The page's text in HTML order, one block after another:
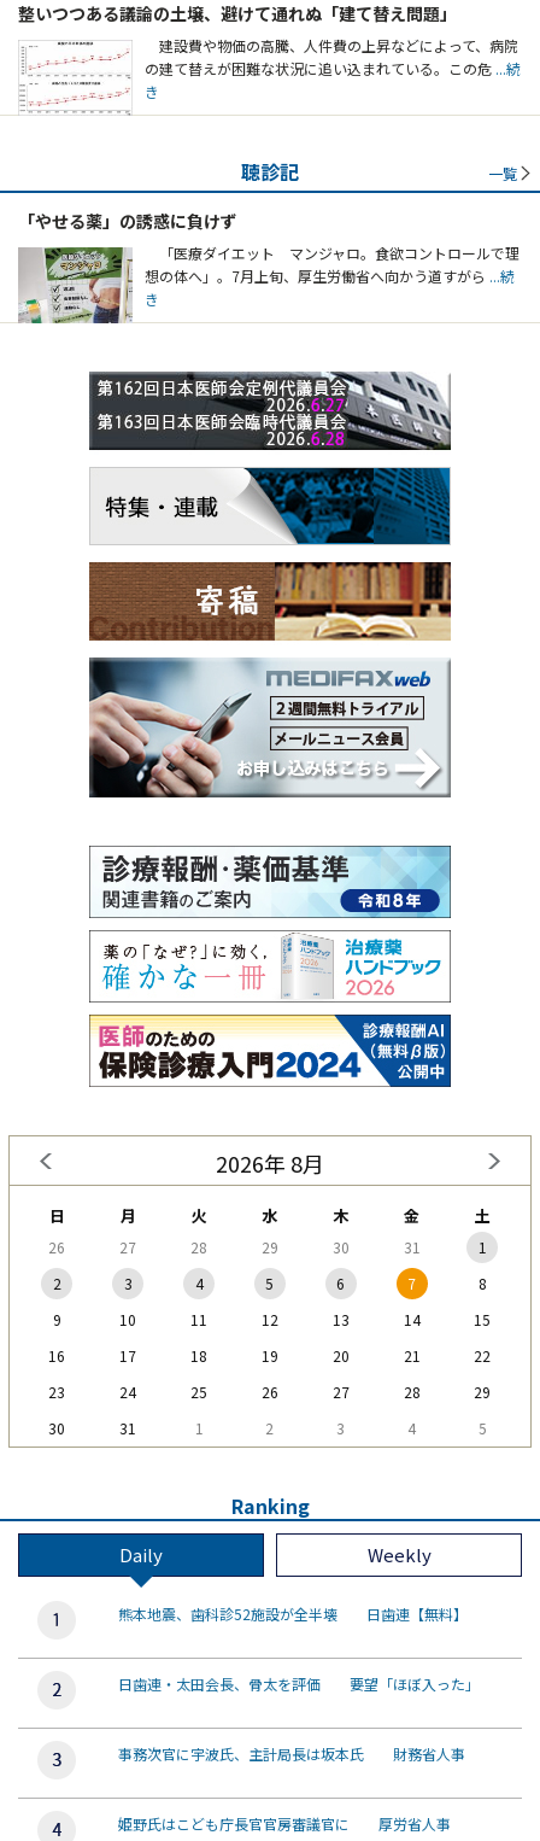
整いつつある議論の土壌、避けて通れぬ「建て替え問題」
建設費や物価の高騰、人件費の上昇などによって、病院
の建て替えが困難な状況に追い込まれている。この危 ...続
き
聴診記 一覧
「やせる薬」の誘惑に負けず
「医療ダイエット マンジャロ。食欲コントロールで理
想の体へ」。7月上旬、厚生労働省へ向かう道すがら ...続
き
2026年 8月
日 月 火 水 木 金 土
26 27 28 29 30 31
1
2
3 4 5 6 7
8
9
10 11 12 13 14
15
16
17 18 19 20 21
22
23
24 25 26 27 28
29
30
31 1 2 3 4 5
Ranking
Daily Weekly
熊本地震、歯科診52施設が全半壊 日歯連【無料】
日歯連・太田会長、骨太を評価 要望「ほぼ入った」
事務次官に宇波氏、主計局長は坂本氏 財務省人事
姫野氏はこども庁長官官房審議官に 厚労省人事